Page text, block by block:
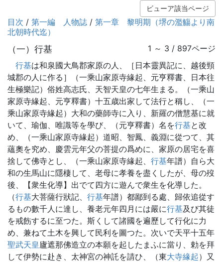
ビューア該当ページ
目次 / 第一編 人物誌 / 第一章 黎明期（堺の濫觴より南
北朝時代迄）
（一）行基
1 ～ 3 / 897ページ
行基は和泉國大鳥郡家原の人、［日本靈異記に、越後頸
城郡の人に作る］（一乘山家原寺緣起、元亨釋書、日本往
生極樂記）俗姓高志氏、天智天皇の七年生まる。（一乘山
家原寺緣起、元亨釋書）十五歳出家して法行と稱し、（一
乘山家原寺緣起）大和の藥師寺に入り、新羅の僧慧基に就
いて、瑜伽、唯識等を學び、（元亨釋書）名を行基と改
め、（一乘山家原寺緣起）道昭、智鳳、義淵に從つて、其
蘊奧を究め、慶雲元年父の菩提の爲めに、家原の居宅を喜
捨して佛寺とし、（一乘山家原寺緣起、 行基年譜）自ら大
和の生馬山に隱棲して、老母に孝養を盡くしたが、母の歿
後、【衆生化導】出でて四方に遊んで衆生を化導した。
（行基大菩薩行狀記、 行基年譜）都鄙到る處、歸依追從す
るもの數千人に達し、養老元年四月には嚴に行基及び其徒
を戒飭するに至つた。斯くして諸國を遍歷して行化に力
め、兼ねて土木を興して民利を圖つた。次いで天平十五年
聖武天皇廬遮那佛造立の本願を起したまふに當り、勅を拜
して伊勢に赴き、太神宮の神託を請ひ、（東大寺緣起）又